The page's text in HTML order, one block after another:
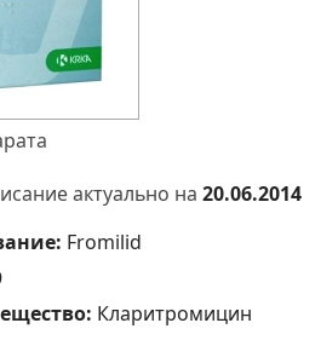
актуально на 20.06.2014
Fromilid
Кларитромицин